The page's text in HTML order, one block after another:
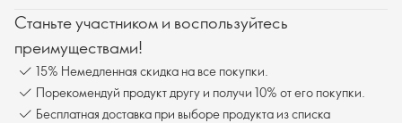
Станьте участником и воспользуйтесь
преимуществами!
15% Немедленная скидка на все покупки.
Порекомендуй продукт другу и получи 10% от его покупки.
Бесплатная доставка при выборе продукта из списка